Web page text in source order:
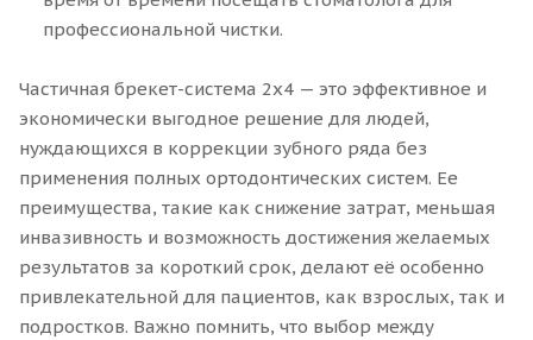
профессиональной чистки.
Частичная брекет-система 2x4 — это эффективное и
экономически выгодное решение для людей,
нуждающихся в коррекции зубного ряда без
применения полных ортодонтических систем. Ее
преимущества, такие как снижение затрат, меньшая
инвазивность и возможность достижения желаемых
результатов за короткий срок, делают её особенно
привлекательной для пациентов, как взрослых, так и
подростков. Важно помнить, что выбор между